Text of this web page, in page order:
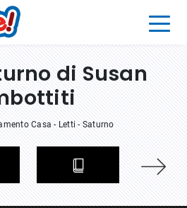
di Susan
Casa-Letti -Saturno